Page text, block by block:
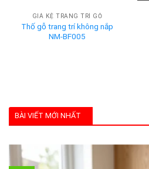
GIÁ KỆ TRANG TRÍ GỖ
Thố gỗ trang trí không nắp
NM-BF005
BÀI VIẾT MỚI NHẤT